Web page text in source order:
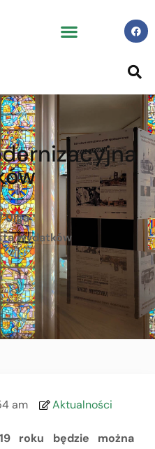
Ulga
wydatków
am Aktualności
roku będzie można